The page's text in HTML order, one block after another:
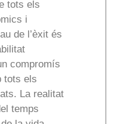
tots els
i
de l’èxit és
compromís
tots els
La realitat
temps